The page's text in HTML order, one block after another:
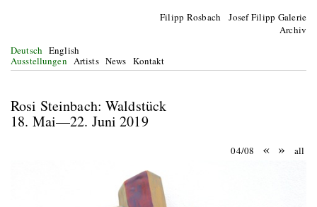
Filipp Rosbach Josef Filipp Galerie
Archiv
Deutsch English
Ausstellungen Artists News Kontakt
Rosi Steinbach: Waldstück
18. Mai—22. Juni 2019
04/08 « » all